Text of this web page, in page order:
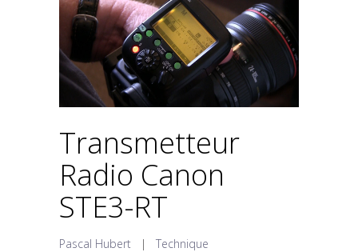
Transmetteur
Radio Canon
STE3-RT
Pascal Hubert | Technique